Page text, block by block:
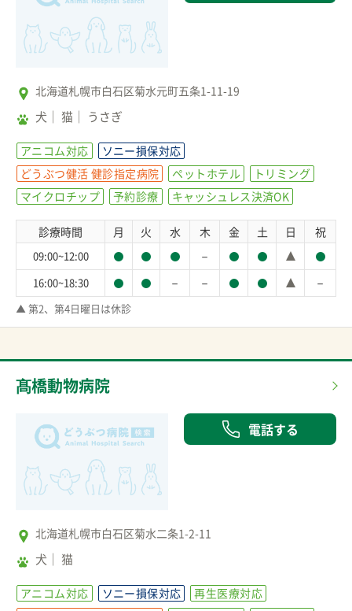
北海道札幌市白石区菊水元町五条1-11-19
犬 猫 うさぎ
アニコム対応
ソニー損保対応
どうぶつ健活 健診指定病院
ペットホテル
トリミング
マイクロチップ
予約診療 キャッシュレス決済OK
診療時間 月 火 水 木 金 土 日 祝
09:00~12:00 －
16:00~18:30 － － －
▲ 第2、第4日曜日は休診
髙橋動物病院
電話する
北海道札幌市白石区菊水二条1-2-11
犬 猫
アニコム対応 ソニー損保対応
再生医療対応